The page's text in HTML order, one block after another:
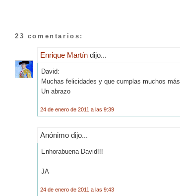
23 comentarios:
Enrique Martín dijo...
David:
Muchas felicidades y que cumplas muchos más.
Un abrazo
24 de enero de 2011 a las 9:39
Anónimo dijo...
Enhorabuena David!!!
JA
24 de enero de 2011 a las 9:43